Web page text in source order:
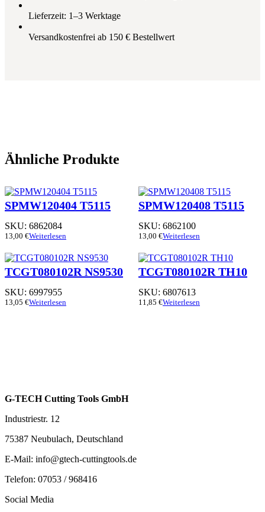
Lieferzeit: 1–3 Werktage
Versandkostenfrei ab 150 € Bestellwert
Ähnliche Produkte
SPMW120404 T5115
SKU: 6862084
13,00 €Weiterlesen
SPMW120408 T5115
SKU: 6862100
13,00 €Weiterlesen
TCGT080102R NS9530
SKU: 6997955
13,05 €Weiterlesen
TCGT080102R TH10
SKU: 6807613
11,85 €Weiterlesen
G-TECH Cutting Tools GmbH
Industriestr. 12
75387 Neubulach, Deutschland
E-Mail: info@gtech-cuttingtools.de
Telefon: 07053 / 968416
Social Media